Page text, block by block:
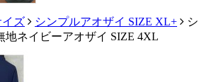
ズ シンプルアオザイ SIZE XL+
シ
地ネイビーアオザイ SIZE 4XL